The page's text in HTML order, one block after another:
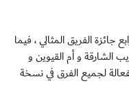
جائزة الفريق المثالي ، فيما
الشارقة و أم القيوين و
لجميع الفرق في نسخة